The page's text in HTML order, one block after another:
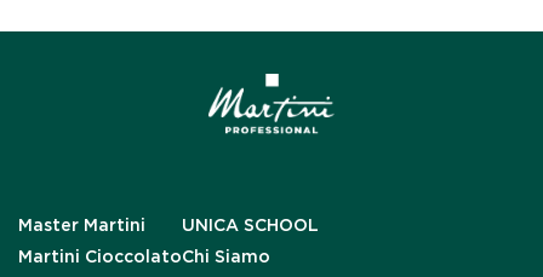
Master Martini
Martini Cioccolato
UNICA SCHOOL
Chi Siamo